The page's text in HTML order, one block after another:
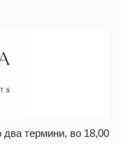
два термини, во 18,00